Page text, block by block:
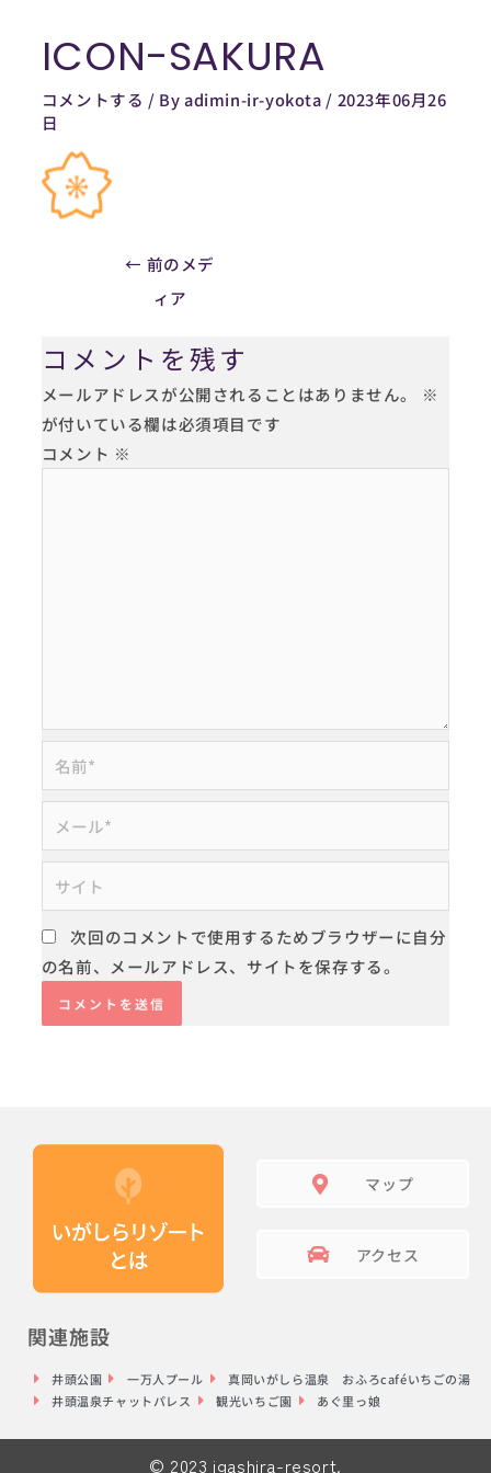
ICON-SAKURA
コメントする / Byadimin-ir-yokota / 2023年06月26
日
Post
navigation
← 前のメデ
ィア
コメントを残す
メールアドレスが公開されることはありません。
※
が付いている欄は必須項目です
コメント ※
前
ー
*
イ
ト
次回のコメントで使用するためブラウザーに自分
の名前、メールアドレス、サイトを保存する。
マップ
アクセス
関連施設
井頭公園 一万人プール
真岡いがしら温泉 おふろcaféいちごの湯
井頭温泉チャットパレス
観光いちご園 あぐ里っ娘
© 2023 igashira-resort.